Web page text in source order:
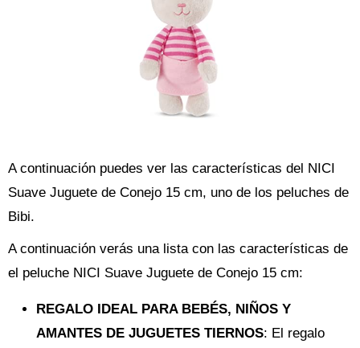
A continuación puedes ver las características del NICI
Suave Juguete de Conejo 15 cm, uno de los peluches de
Bibi.
A continuación verás una lista con las características de
el peluche NICI Suave Juguete de Conejo 15 cm:
REGALO IDEAL PARA BEBÉS, NIÑOS Y
AMANTES DE JUGUETES TIERNOS: El regalo